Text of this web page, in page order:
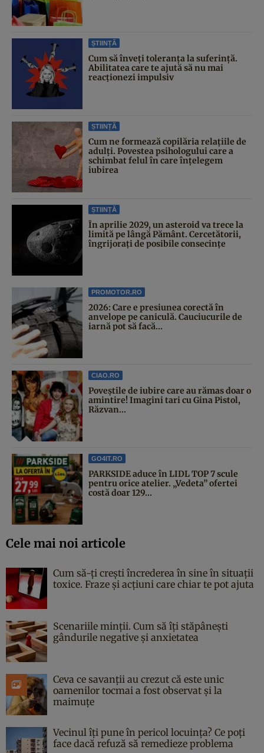
ȘTIINȚĂ
Cum să înveți toleranța la suferință.
Abilitatea care te ajută să nu mai
reacționezi impulsiv
ȘTIINȚĂ
Cum ne formează copilăria relațiile de
adulți. Povestea psihologului care a
schimbat felul în care înțelegem
iubirea
ȘTIINȚĂ
În aprilie 2029, un asteroid va trece la
limită pe lângă Pământ. Cercetătorii,
îngrijorați de posibile consecințe
PROMOTOR.RO
2026: Care e presiunea corectă în
anvelope pe caniculă. Cauciucurile de
iarnă pot să facă...
CIAO.RO
Poveştile de iubire care au rămas doar o
amintire! Imagini tari cu Gina Pistol,
Răzvan...
GO4IT.RO
PARKSIDE aduce în LIDL TOP 7 scule
pentru orice atelier. „Vedeta” ofertei
costă doar 129...
Cele mai noi articole
Cum să-ți crești încrederea în sine în situații
toxice. Fraze și acțiuni care chiar te pot ajuta
Scenariile minții. Cum să îți stăpânești
gândurile negative și anxietatea
Ceva ce savanții au crezut că este unic
oamenilor tocmai a fost observat și la
maimuțe
Vecinul îți pune în pericol locuința? Ce poți
face dacă refuză să remedieze problema